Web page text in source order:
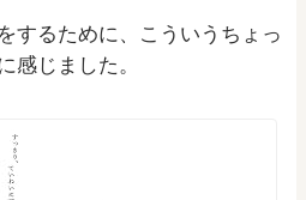
するために、こういうちょっ
感じました。